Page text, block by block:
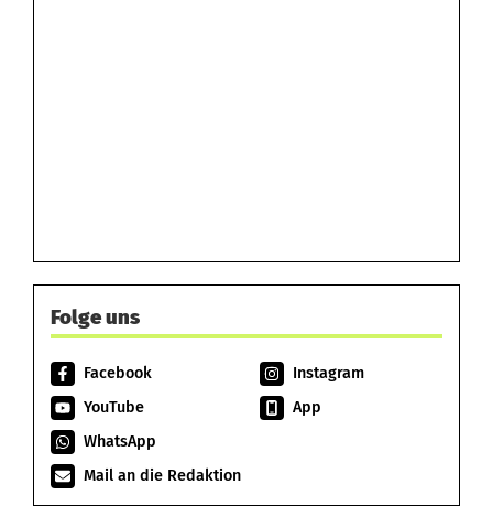
Folge uns
Facebook
Instagram
YouTube
App
WhatsApp
Mail an die Redaktion